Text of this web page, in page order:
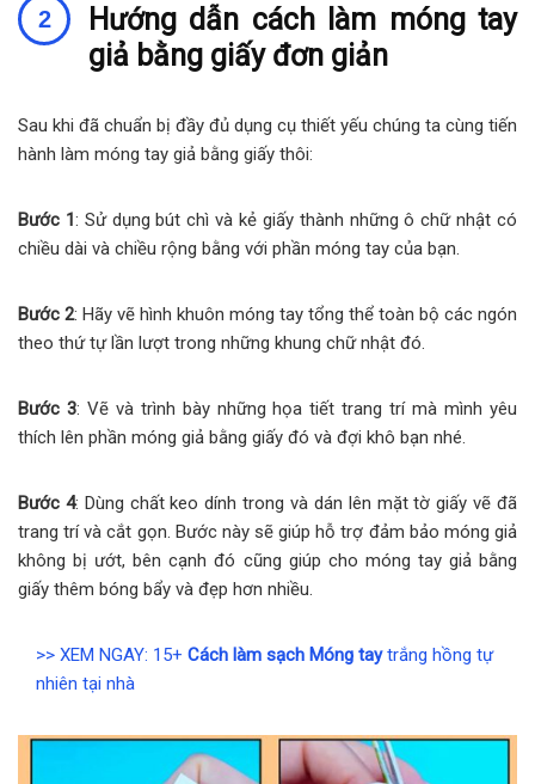
Hướng dẫn cách làm móng tay
giả bằng giấy đơn giản
Sau khi đã chuẩn bị đầy đủ dụng cụ thiết yếu chúng ta cùng tiến
hành làm móng tay giả bằng giấy thôi:
Bước 1: Sử dụng bút chì và kẻ giấy thành những ô chữ nhật có
chiều dài và chiều rộng bằng với phần móng tay của bạn.
Bước 2: Hãy vẽ hình khuôn móng tay tổng thể toàn bộ các ngón
theo thứ tự lần lượt trong những khung chữ nhật đó.
Bước 3: Vẽ và trình bày những họa tiết trang trí mà mình yêu
thích lên phần móng giả bằng giấy đó và đợi khô bạn nhé.
Bước 4: Dùng chất keo dính trong và dán lên mặt tờ giấy vẽ đã
trang trí và cắt gọn. Bước này sẽ giúp hỗ trợ đảm bảo móng giả
không bị ướt, bên cạnh đó cũng giúp cho móng tay giả bằng
giấy thêm bóng bẩy và đẹp hơn nhiều.
>> XEM NGAY: 15+ Cách làm sạch Móng taytrắng hồng tự
nhiên tại nhà